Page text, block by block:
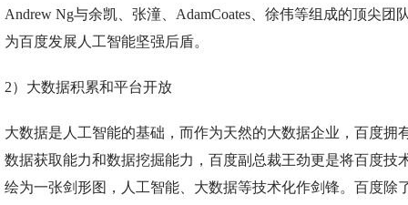
Andrew Ng与余凯、张潼、AdamCoates、徐伟等组成的顶尖团
为百度发展人工智能坚强后盾。
2）大数据积累和平台开放
大数据是人工智能的基础，而作为天然的大数据企业，百度拥
数据获取能力和数据挖掘能力，百度副总裁王劲更是将百度技
绘为一张剑形图，人工智能、大数据等技术化作剑锋。百度除